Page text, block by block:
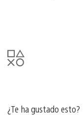
¿Te ha gustado esto?